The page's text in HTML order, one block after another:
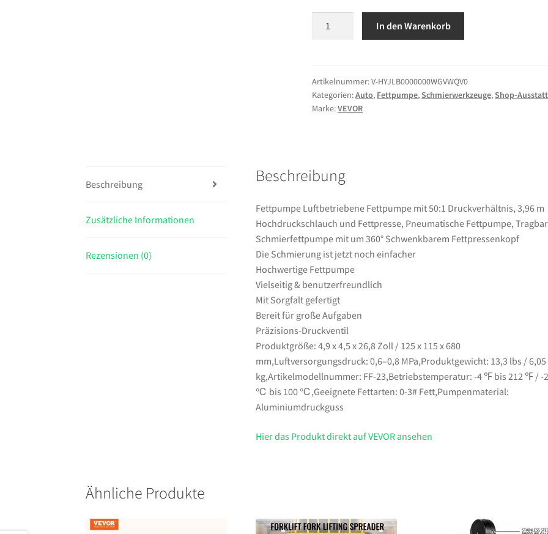
mit
50:1
Druckverhältnis,
und
Fettpresse,
Pneumatische
Fettpumpe,
Tragbare
Schmierfettpumpe
mit
um
360°
Schwenkbarem
Fettpressenkopf
Menge
In den Warenkorb
Artikelnummer:V-HYJLB0000000WGVWQV0
Kategorien:Auto, Fettpumpe,Schmierwerkzeuge,Shop-
Marke:VEVOR
Beschreibung
Zusätzliche Informationen
Rezensionen (0)
Beschreibung
Fettpumpe Luftbetriebene Fettpumpe mit 50:1 Druckverhältnis, 3,96 m
Hochdruckschlauch und Fettpresse, Pneumatische Fettpumpe,
Schmierfettpumpe mit um 360° Schwenkbarem Fettpressenkopf
Die Schmierung ist jetzt noch einfacher
Hochwertige Fettpumpe
Vielseitig & benutzerfreundlich
Mit Sorgfalt gefertigt
Bereit für große Aufgaben
Präzisions-Druckventil
Produktgröße: 4,9 x 4,5 x 26,8 Zoll / 125 x 115 x 680
mm,Luftversorgungsdruck: 0,6–0,8 MPa,Produktgewicht: 13,3 lbs / 6,05
kg,Artikelmodellnummer: FF-23,Betriebstemperatur: -4 ℉ bis 212 ℉ / -
℃ bis 100 ℃,Geeignete Fettarten: 0-3# Fett,Pumpenmaterial:
Aluminiumdruckguss
Hier das Produkt direkt auf VEVOR ansehen
Ähnliche Produkte